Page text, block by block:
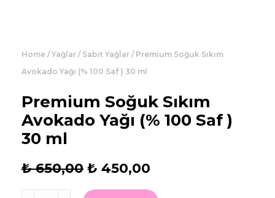
Home /Yağlar / Sabit Yağlar / Premium Soğuk Sıkım
Avokado Yağı (% 100 Saf ) 30 ml
Premium Soğuk Sıkım
Avokado Yağı (% 100 Saf )
30 ml
₺650,00 ₺ 450,00